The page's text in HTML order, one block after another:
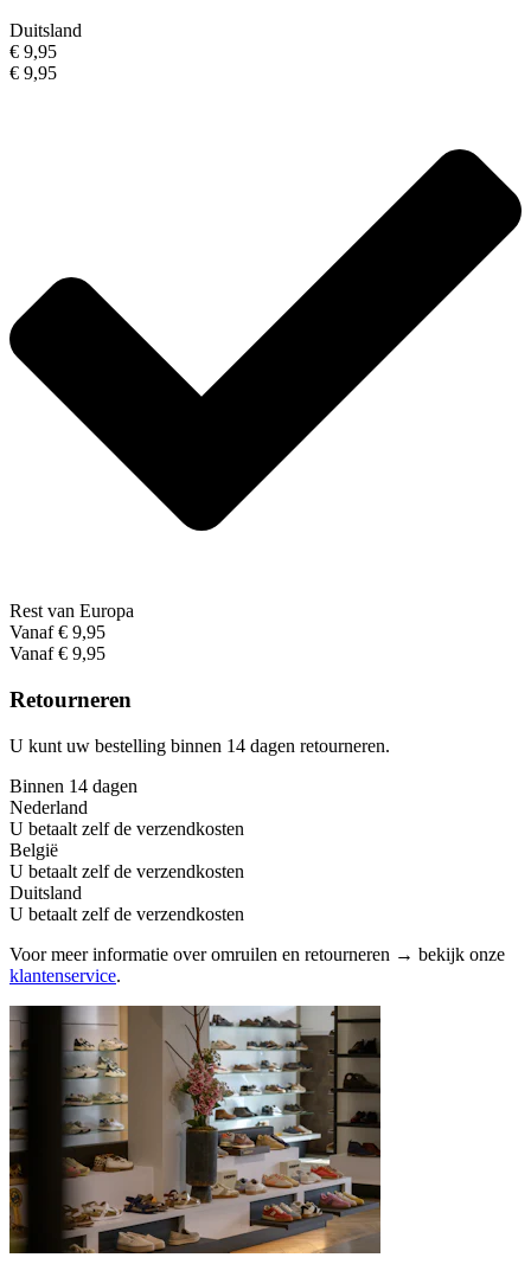
Duitsland
€ 9,95
€ 9,95
Rest van Europa
Vanaf € 9,95
Vanaf € 9,95
Retourneren
U kunt uw bestelling binnen 14 dagen retourneren.
Binnen 14 dagen
Nederland
U betaalt zelf de verzendkosten
België
U betaalt zelf de verzendkosten
Duitsland
U betaalt zelf de verzendkosten
Voor meer informatie over omruilen en retourneren → bekijk onze
klantenservice.